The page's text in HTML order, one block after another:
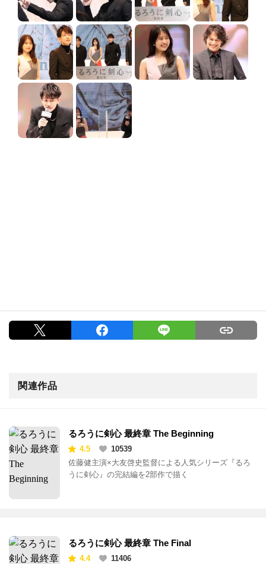
関連作品
るろうに剣心 最終章 The Beginning
4.5
10539
佐藤健主演×大友啓史監督による人気シリーズ『るろ
うに剣心』の完結編を2部作で描く
るろうに剣心 最終章 The Final
4.4 11406